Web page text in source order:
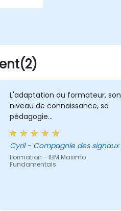
L'adaptation du formateur, son
niveau de connaissance, sa
pédagogie...
Cyril - Compagnie des signaux
Formation - IBM Maximo
Fundamentals